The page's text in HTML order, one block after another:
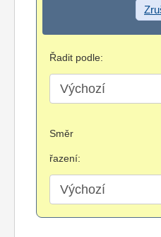
Řadit podle:
Směr
řazení: